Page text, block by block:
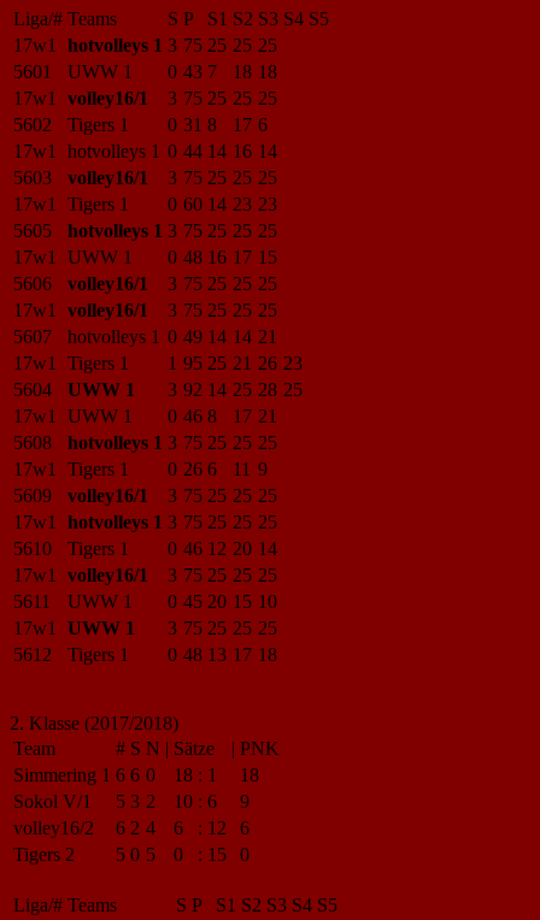
Liga/# Teams S P S1 S2 S3 S4 S5
17w1
hotvolleys 1 3 75 25 25 25
5601
UWW 1 0 43 7 18 18
17w1
volley16/1 3 75 25 25 25
5602
Tigers 1 0 31 8 17 6
17w1
hotvolleys 1 0 44 14 16 14
5603
volley16/1 3 75 25 25 25
17w1
Tigers 1 0 60 14 23 23
5605
hotvolleys 1 3 75 25 25 25
17w1
UWW 1 0 48 16 17 15
5606
volley16/1 3 75 25 25 25
17w1
volley16/1 3 75 25 25 25
5607
hotvolleys 1 0 49 14 14 21
17w1
Tigers 1 1 95 25 21 26 23
5604
UWW 1 3 92 14 25 28 25
17w1
UWW 1 0 46 8 17 21
5608
hotvolleys 1 3 75 25 25 25
17w1
Tigers 1 0 26 6 11 9
5609
volley16/1 3 75 25 25 25
17w1
hotvolleys 1 3 75 25 25 25
5610
Tigers 1 0 46 12 20 14
17w1
volley16/1 3 75 25 25 25
5611
UWW 1 0 45 20 15 10
17w1
UWW 1 3 75 25 25 25
5612
Tigers 1 0 48 13 17 18
2. Klasse (2017/2018)
Team
# S N | Sätze | PNK
Simmering 1 6 6 0 18 : 1
18
Sokol V/1
5 3 2 10 : 6
9
volley16/2
6 2 4 6 : 12
6
Tigers 2
5 0 5 0 : 15 0
Liga/# Teams S P S1 S2 S3 S4 S5